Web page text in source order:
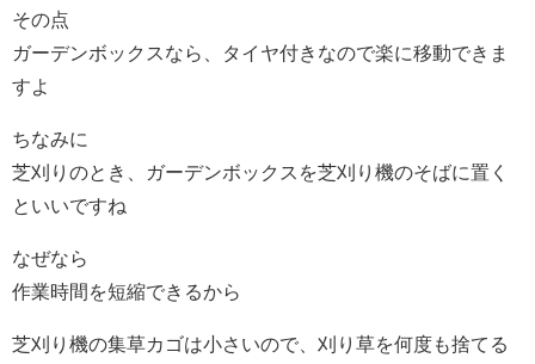
その点
ガーデンボックスなら、タイヤ付きなので楽に移動できま
すよ
ちなみに
芝刈りのとき、ガーデンボックスを芝刈り機のそばに置く
といいですね
なぜなら
作業時間を短縮できるから
芝刈り機の集草カゴは小さいので、刈り草を何度も捨てる